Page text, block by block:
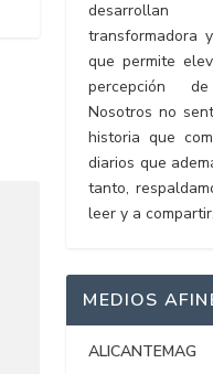
transformadora
que permite
percepción
Nosotros no
historia que
diarios que
tanto,
leer y a compartir.
MEDIOS
ALICANTEMAG